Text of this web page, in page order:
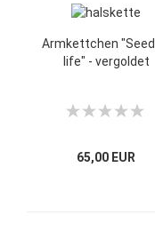
Armkettchen
life" - vergoldet
65,00 EUR